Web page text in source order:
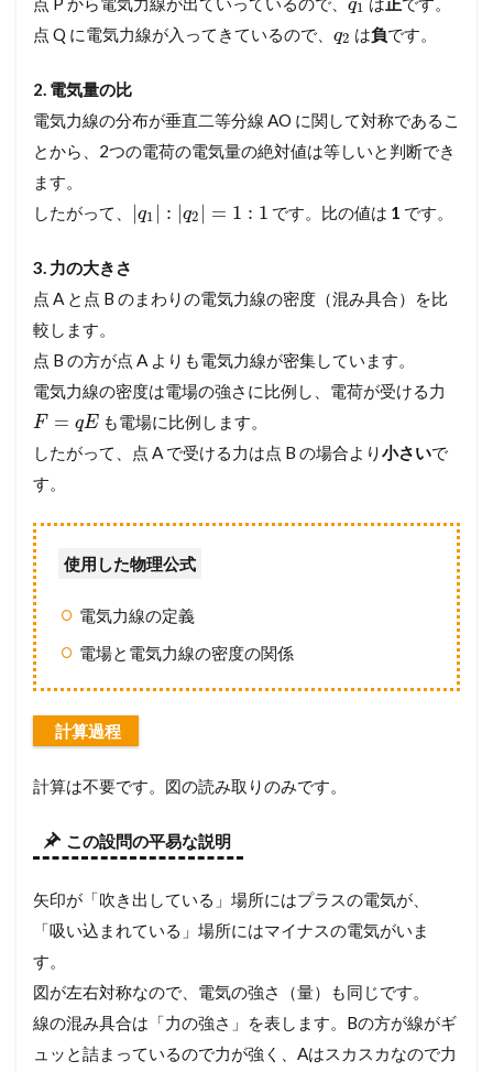
の
問
未
来
点
力
！
完
全
ス
タ
ー
講
題
0
福
岡
大
)
3.1
【
問
説
え
方
計
算
プ
ロ
q1
点 Q に電気力線が入ってきているので、 q2 は負です。
2. 電気量の比
電気力線の分布が垂直二等分線 AO に関して対称であるこ
とから、2つの電荷の電気量の絶対値は等しいと判断でき
ます。
したがって、
|q1 | : |q2 | = 1 : 1 です。比の値は 1 です。
3. 力の大きさ
点 A と点 B のまわりの電気力線の密度（混み具合）を比
較します。
点 B の方が点 A よりも電気力線が密集しています。
電気力線の密度は電場の強さに比例し、電荷が受ける力
F = qEも電場に比例します。
したがって、点 A で受ける力は点 B の場合より小さいで
す。
使用した物理公式
電気力線の定義
電場と電気力線の密度の関係
計算過程
計算は不要です。図の読み取りのみです。
この設問の平易な説明
矢印が「吹き出している」場所にはプラスの電気が、
「吸い込まれている」場所にはマイナスの電気がいま
す。
図が左右対称なので、電気の強さ（量）も同じです。
線の混み具合は「力の強さ」を表します。Bの方が線がギ
ュッと詰まっているので力が強く、Aはスカスカなので力